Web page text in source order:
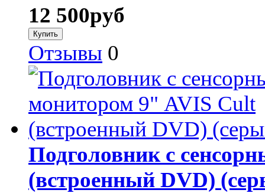
12 500руб
Отзывы 0
Подголовник с
(встроенный DVD)